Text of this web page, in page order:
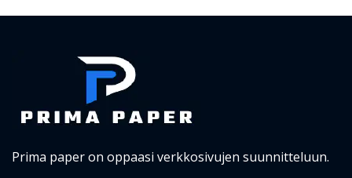
Prima paper on oppaasi verkkosivujen suunnitteluun.